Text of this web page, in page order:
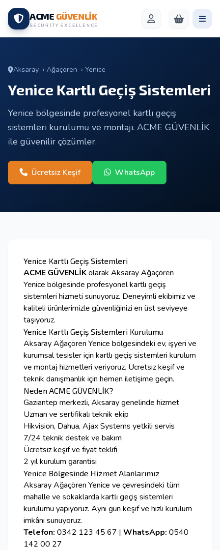
ACME GÜVENLİK
SECURITY EXCELLENCE
Aksaray › Ağaçören › Yenice
Yenice Kartlı Geçiş Sistemleri
Yenice bölgesinde profesyonel kartlı geçiş
sistemleri kurulumu ve montajı. ACME GÜVENLİK
ile güvenilir çözümler.
Ücretsiz Keşif WhatsApp
Yenice Kartlı Geçiş Sistemleri
ACME GÜVENLİKolarak Aksaray Ağaçören
Yenice bölgesinde profesyonel kartlı geçiş
sistemleri hizmeti sunuyoruz. Deneyimli ekibimiz ve
kaliteli ürünlerimizle güvenliğinizi en üst seviyeye
taşıyoruz.
Yenice Kartlı Geçiş Sistemleri Kurulumu
Aksaray Ağaçören Yenice bölgesindeki ev, işyeri ve
kurumsal tesisler için kartlı geçiş sistemleri kurulum
ve montaj hizmetleri veriyoruz. Ücretsiz keşif ve
teknik danışmanlık için hemen iletişime geçin.
Neden ACME GÜVENLİK?
Gaziantep merkezli, Aksaray genelinde hizmet
Uzman ve sertifikalı teknik ekip
Hikvision, Dahua, Ajax Systems yetkili servis
7/24 teknik destek ve bakım
Ücretsiz keşif ve fiyat teklifi
2 yıl kurulum garantisi
Yenice Bölgesinde Hizmet Alanlarımız
Aksaray Ağaçören Yenice ve çevresindeki tüm
mahalle ve sokaklarda kartlı geçiş sistemleri
kurulumu yapıyoruz. Aynı gün keşif ve hızlı kurulum
imkânı sunuyoruz.
Telefon: 0342 123 45 67 | WhatsApp: 0540
142 00 27